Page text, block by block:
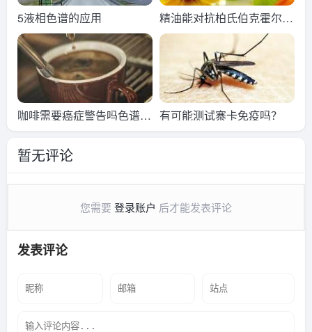
5液相色谱的应用
精油能对抗柏氏伯克霍尔德
菌复合物吗？
咖啡需要癌症警告吗色谱法
研究
有可能测试寨卡免疫吗？
暂无评论
您需要 登录账户 后才能发表评论
发表评论